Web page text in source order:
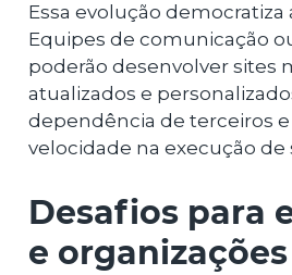
Essa evolução democratiza
Equipes de comunicação
poderão desenvolver sites
atualizados e
dependência de terceiros
velocidade na execução de
Desafios para
e organizações